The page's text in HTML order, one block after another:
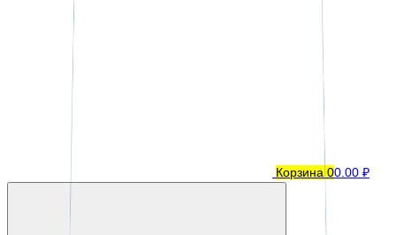
Корзина 00.00 ₽